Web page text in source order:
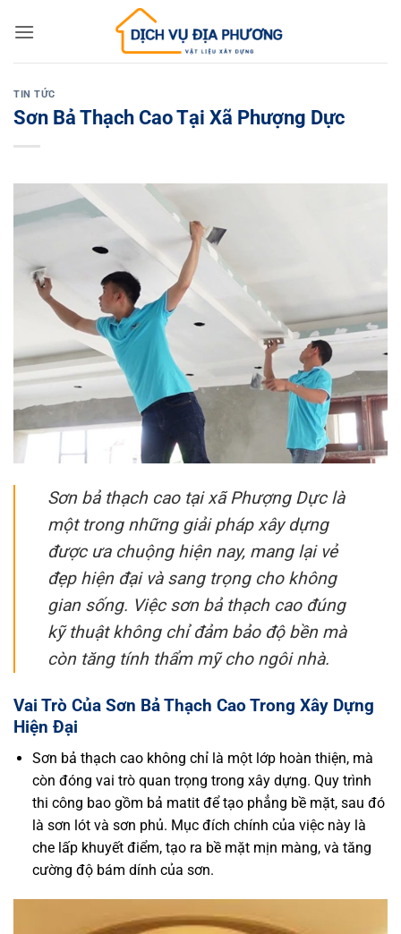
TIN TỨC
Sơn Bả Thạch Cao Tại Xã Phượng Dực
Sơn bả thạch cao tại xã Phượng Dực là
một trong những giải pháp xây dựng
được ưa chuộng hiện nay, mang lại vẻ
đẹp hiện đại và sang trọng cho không
gian sống. Việc sơn bả thạch cao đúng
kỹ thuật không chỉ đảm bảo độ bền mà
còn tăng tính thẩm mỹ cho ngôi nhà.
Vai Trò Của Sơn Bả Thạch Cao Trong Xây Dựng
Hiện Đại
Sơn bả thạch cao không chỉ là một lớp hoàn thiện, mà
còn đóng vai trò quan trọng trong xây dựng. Quy trình
thi công bao gồm bả matit để tạo phẳng bề mặt, sau đó
là sơn lót và sơn phủ. Mục đích chính của việc này là
che lấp khuyết điểm, tạo ra bề mặt mịn màng, và tăng
cường độ bám dính của sơn.